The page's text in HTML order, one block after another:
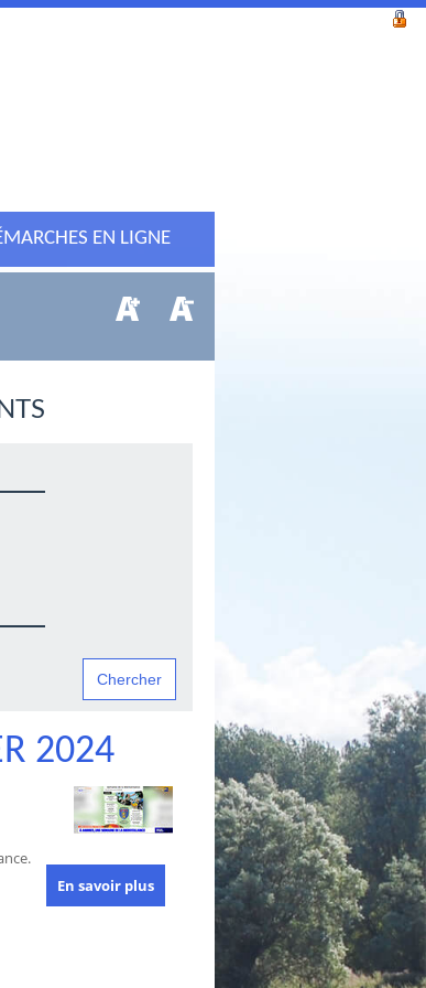
EN LIGNE
2024
En savoir plus